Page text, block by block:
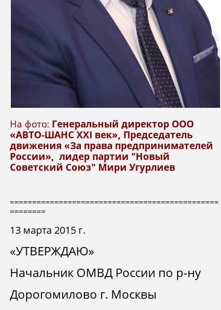
На фото: Генеральный директор ООО
«АВТО-ШАНС XXI век», Председатель
движения «За права предпринимателей
России», лидер партии "Новый
Советский Союз" Мири Угурлиев
===============================================
========
13 марта 2015 г.
«УТВЕРЖДАЮ»
Начальник ОМВД России по р-ну
Дорогомилово г. Москвы